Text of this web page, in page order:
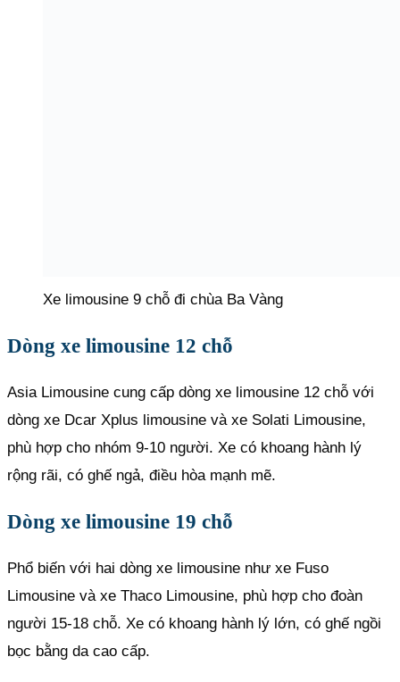
Xe limousine 9 chỗ đi chùa Ba Vàng
Dòng xe limousine 12 chỗ
Asia Limousine cung cấp dòng xe limousine 12 chỗ với
dòng xe Dcar Xplus limousine và xe Solati Limousine,
phù hợp cho nhóm 9-10 người. Xe có khoang hành lý
rộng rãi, có ghế ngả, điều hòa mạnh mẽ.
Dòng xe limousine 19 chỗ
Phổ biến với hai dòng xe limousine như xe Fuso
Limousine và xe Thaco Limousine, phù hợp cho đoàn
người 15-18 chỗ. Xe có khoang hành lý lớn, có ghế ngồi
bọc bằng da cao cấp.